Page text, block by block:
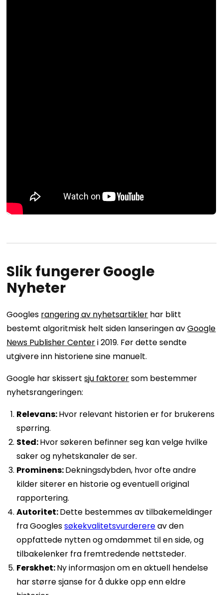
Slik fungerer Google
Nyheter
Googles rangering av nyhetsartikler har blitt
bestemt algoritmisk helt siden lanseringen avGoogle
News Publisher Centeri 2019. Før dette sendte
utgivere inn historiene sine manuelt.
Google har skissertsju faktorersom bestemmer
nyhetsrangeringen:
Relevans:Hvor relevant historien er for brukerens
spørring.
Sted:Hvor søkeren befinner seg kan velge hvilke
saker og nyhetskanaler de ser.
Prominens:Dekningsdybden, hvor ofte andre
kilder siterer en historie og eventuell original
rapportering.
Autoritet:Dette bestemmes av tilbakemeldinger
fra Googlessøkekvalitetsvurderereav den
oppfattede nytten og omdømmet til en side, og
tilbakelenker fra fremtredende nettsteder.
Ferskhet:Ny informasjon om en aktuell hendelse
har større sjanse for å dukke opp enn eldre